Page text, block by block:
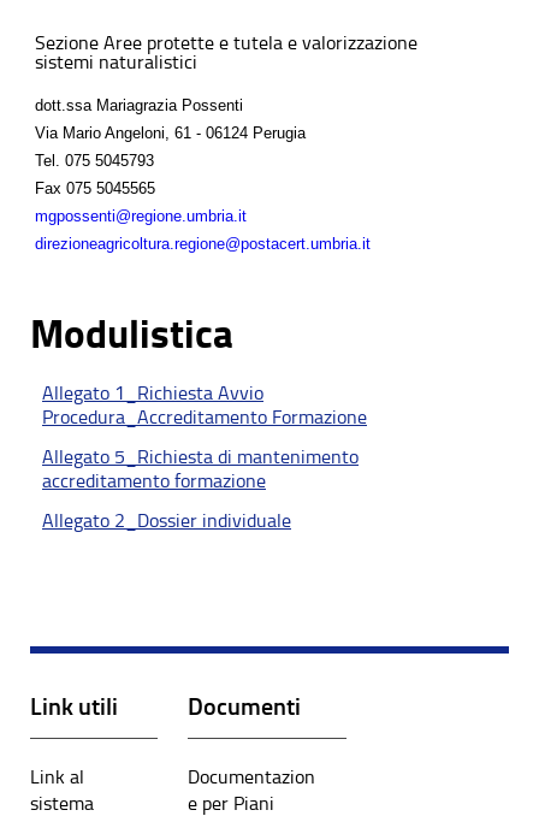
Sezione Aree protette e tutela e valorizzazione
sistemi naturalistici
dott.ssa Mariagrazia Possenti
Via Mario Angeloni, 61 - 06124 Perugia
Tel. 075 5045793
Fax 075 5045565
mgpossenti@regione.umbria.it
direzioneagricoltura.regione@postacert.umbria.it
Modulistica
Allegato 1_Richiesta Avvio
Procedura_Accreditamento Formazione
Allegato 5_Richiesta di mantenimento
accreditamento formazione
Allegato 2_Dossier individuale
Link utili
Link al
sistema
Documenti
Documentazion
e per Piani